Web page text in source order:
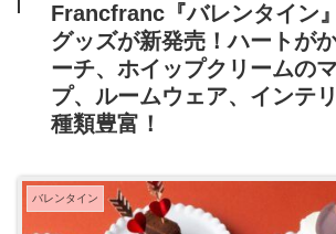
Francfranc『バレンタイン
グッズが新発売！ハートが
ーチ、ホイップクリームの
プ、ルームウェア、インテ
種類豊富！
バレンタイン